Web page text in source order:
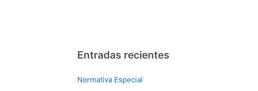
Entradas recientes
Normativa Especial